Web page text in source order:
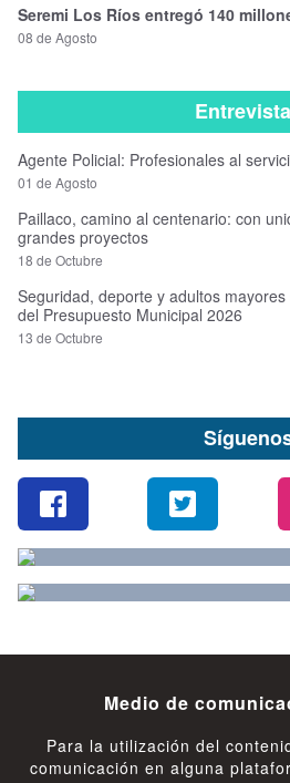
Seremi Los Ríos entregó 140
08 de Agosto
Agente Policial: Profesionales al
01 de Agosto
Paillaco, camino al centenario: con
grandes proyectos
18 de Octubre
Seguridad, deporte y adultos
del Presupuesto Municipal 2026
13 de Octubre
Medio de
Para la utilización del
comunicación en alguna